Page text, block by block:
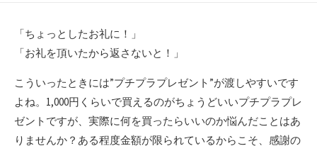
「ちょっとしたお礼に！」
「お礼を頂いたから返さないと！」
こういったときには”プチプラプレゼント”が渡しやすいです
よね。1,000円くらいで買えるのがちょうどいいプチプラプレ
ゼントですが、実際に何を買ったらいいのか悩んだことはあ
りませんか？ある程度金額が限られているからこそ、感謝の